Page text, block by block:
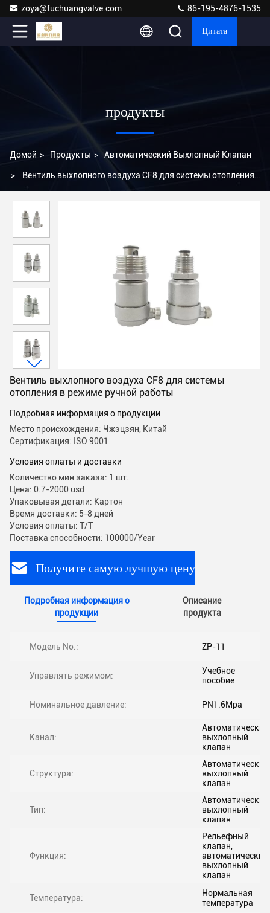
zoya@fuchuangvalve.com 86-195-4876-1535
Цитата
продукты
Домой > Продукты > Автоматический Выхлопный Клапан
> Вентиль выхлопного воздуха CF8 для системы отопления
Вентиль выхлопного воздуха CF8 для системы
отопления в режиме ручной работы
Подробная информация о продукции
Место происхождения: Чжэцзян, Китай
Сертификация: ISO 9001
Условия оплаты и доставки
Количество мин заказа: 1 шт.
Цена: 0.7-2000 usd
Упаковывая детали: Картон
Время доставки: 5-8 дней
Условия оплаты: T/T
Поставка способности: 100000/Year
Получите самую лучшую цену
Подробная информация о
продукции
Описание
продукта
Модель No.: ZP-11
Управлять режимом:
Учебное
пособие
Номинальное давление: PN1.6Mpa
Канал:
Автоматический
выхлопный
клапан
Структура:
Автоматический
выхлопный
клапан
Тип:
Автоматический
выхлопный
клапан
Функция:
Рельефный
клапан,
автоматический
выхлопный
клапан
Температура:
Нормальная
температура